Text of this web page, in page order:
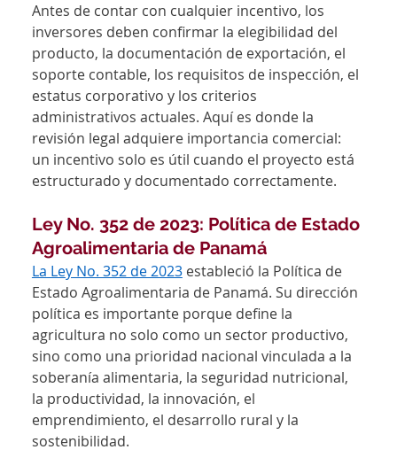
Antes de contar con cualquier incentivo, los
inversores deben confirmar la elegibilidad del
producto, la documentación de exportación, el
soporte contable, los requisitos de inspección, el
estatus corporativo y los criterios
administrativos actuales. Aquí es donde la
revisión legal adquiere importancia comercial:
un incentivo solo es útil cuando el proyecto está
estructurado y documentado correctamente.
Ley No. 352 de 2023: Política de Estado
Agroalimentaria de Panamá
La Ley No. 352 de 2023 estableció la Política de
Estado Agroalimentaria de Panamá. Su dirección
política es importante porque define la
agricultura no solo como un sector productivo,
sino como una prioridad nacional vinculada a la
soberanía alimentaria, la seguridad nutricional,
la productividad, la innovación, el
emprendimiento, el desarrollo rural y la
sostenibilidad.